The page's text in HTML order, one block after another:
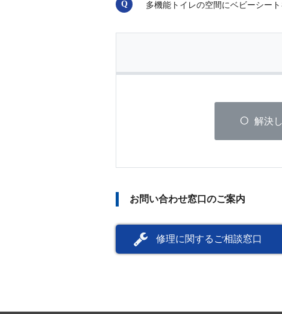
多機能トイレの空間にベビーシー
解決
お問い合わせ窓口のご案内
修理に関するご相談窓口